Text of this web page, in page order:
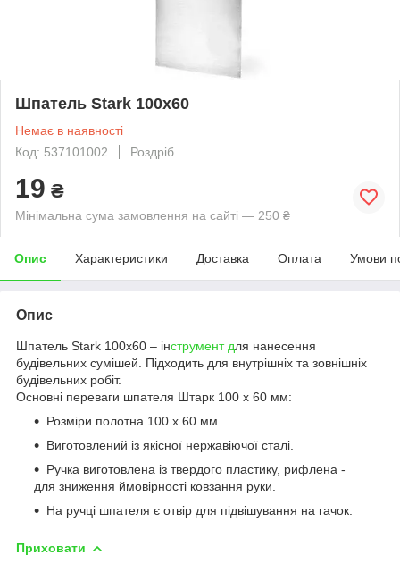
Шпатель Stark 100х60
Немає в наявності
Код: 537101002
Роздріб
19 ₴
Мінімальна сума замовлення на сайті — 250 ₴
Опис Характеристики Доставка Оплата Умови
Опис
Шпатель Stark 100х60 – інструмент для нанесення
будівельних сумішей. Підходить для внутрішніх та зовнішніх
будівельних робіт.
Основні переваги шпателя Штарк 100 х 60 мм:
Розміри полотна 100 х 60 мм.
Виготовлений із якісної нержавіючої сталі.
Ручка виготовлена із твердого пластику, рифлена -
для зниження ймовірності ковзання руки.
На ручці шпателя є отвір для підвішування на гачок.
Приховати